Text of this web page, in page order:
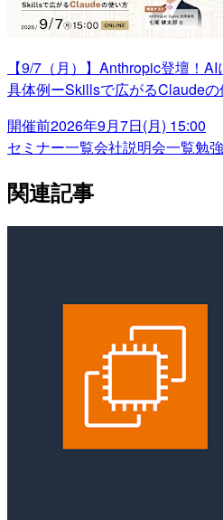
【9/7（月）】Anthropic登壇！
具体例ーSkillsで広がるClaudeの
開催前2026年9月7日(月) 15:00
セミナー一覧会社説明会一覧勉
関連記事